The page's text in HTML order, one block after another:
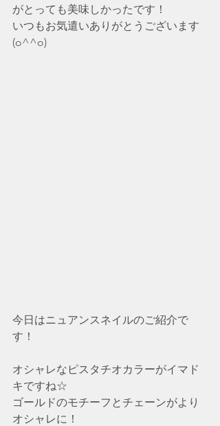
がとっても美味しかったです！
いつもお気遣いありがとうございます
(o^^o)
今日はニュアンスネイルのご紹介で
す！
オシャレなピスタチオカラーがイマド
キですね☆
ゴールドのモチーフとチェーンがより
オシャレに！